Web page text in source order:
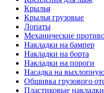
Крылья
Крылья грузовые
Лопаты
Механические
Накладки на бампер
Накладки на борта
Накладки на пороги
Насадка на
Обшивка грузового
Пластиковые накладки